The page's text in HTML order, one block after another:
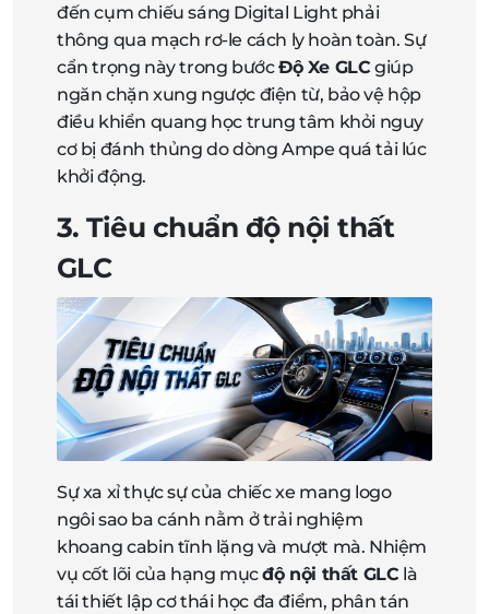
đến cụm chiếu sáng Digital Light phải
thông qua mạch rơ-le cách ly hoàn toàn. Sự
cẩn trọng này trong bướcĐộ Xe GLC giúp
ngăn chặn xung ngược điện từ, bảo vệ hộp
điều khiển quang học trung tâm khỏi nguy
cơ bị đánh thủng do dòng Ampe quá tải lúc
khởi động.
3. Tiêu chuẩn độ nội thất
GLC
Sự xa xỉ thực sự của chiếc xe mang logo
ngôi sao ba cánh nằm ở trải nghiệm
khoang cabin tĩnh lặng và mượt mà. Nhiệm
vụ cốt lõi của hạng mụcđộ nội thất GLC là
tái thiết lập cơ thái học đa điểm, phân tán